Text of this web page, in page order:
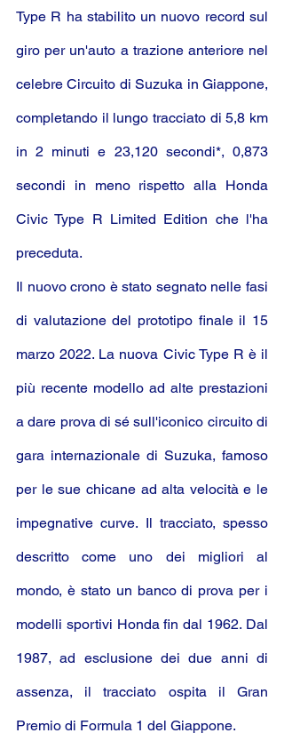
Type R ha stabilito un nuovo record sul
giro per un'auto a trazione anteriore nel
celebre Circuito di Suzuka in Giappone,
completando il lungo tracciato di 5,8 km
in 2 minuti e 23,120 secondi*, 0,873
secondi in meno rispetto alla Honda
Civic Type R Limited Edition che l'ha
preceduta.
Il nuovo crono è stato segnato nelle fasi
di valutazione del prototipo finale il 15
marzo 2022. La nuova Civic Type R è il
più recente modello ad alte prestazioni
a dare prova di sé sull'iconico circuito di
gara internazionale di Suzuka, famoso
per le sue chicane ad alta velocità e le
impegnative curve. Il tracciato, spesso
descritto come uno dei migliori al
mondo, è stato un banco di prova per i
modelli sportivi Honda fin dal 1962. Dal
1987, ad esclusione dei due anni di
assenza, il tracciato ospita il Gran
Premio di Formula 1 del Giappone.